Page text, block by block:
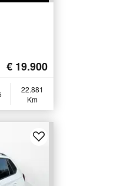
€ 19.900
22.881
Km